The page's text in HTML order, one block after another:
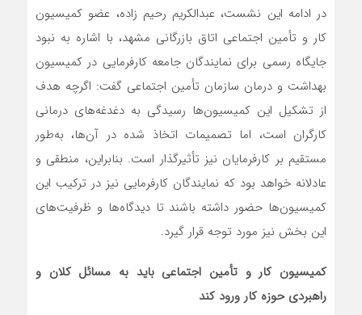
در ادامه این نشست، عبدالکریم رحیم زاده، عضو کمیسیون
کار و تأمین اجتماعی اتاق بازرگانی مشهد، با اشاره به نبود
جایگاه رسمی برای نمایندگان جامعه کارفرمایی در کمیسیون
بهداشت و درمان سازمان تأمین اجتماعی گفت: اگرچه هدف
از تشکیل این کمیسیون‌ها رسیدگی به دغدغه‌های درمانی
کارگران است، اما تصمیمات اتخاذ شده در آن‌ها، به‌طور
مستقیم بر کارفرمایان نیز تأثیرگذار است. بنابراین، منطقی و
عادلانه خواهد بود که نمایندگان کارفرمایی نیز در ترکیب این
کمیسیون‌ها حضور داشته باشند تا دیدگاه‌ها و ظرفیت‌های
این بخش نیز مورد توجه قرار گیرد.
کمیسیون کار و تأمین اجتماعی باید به مسائل کلان و
راهبردی حوزه کار ورود کند